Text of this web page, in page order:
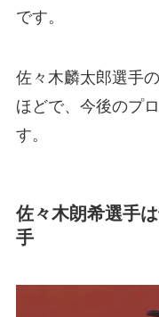
です。
佐々木麟太郎選手
ほどで、今後のプ
す。
佐々木朗希選手
手